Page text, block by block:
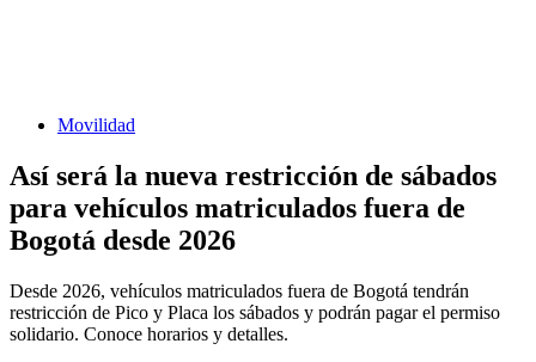
Movilidad
Así será la nueva restricción de sábados
para vehículos matriculados fuera de
Bogotá desde 2026
Desde 2026, vehículos matriculados fuera de Bogotá tendrán
restricción de Pico y Placa los sábados y podrán pagar el permiso
solidario. Conoce horarios y detalles.